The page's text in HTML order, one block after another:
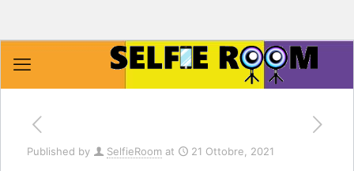
Published by SelfieRoom at 21 Ottobre, 2021